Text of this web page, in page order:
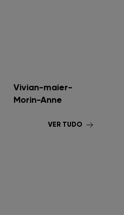
Vivian-maier-
Morin-Anne
VER TUDO